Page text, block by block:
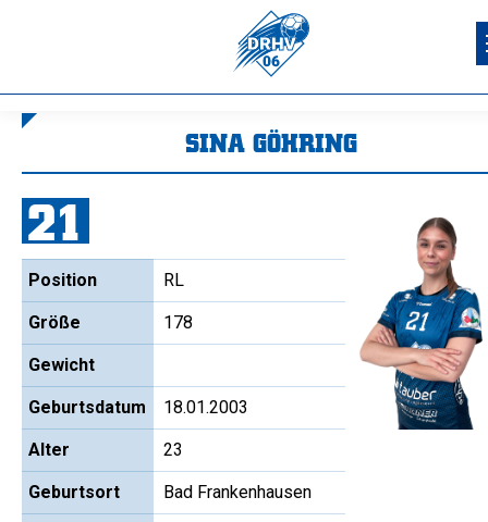
SINA GÖHRING
21
Position RL
Größe 178
Gewicht
Geburtsdatum 18.01.2003
Alter 23
Geburtsort Bad Frankenhausen